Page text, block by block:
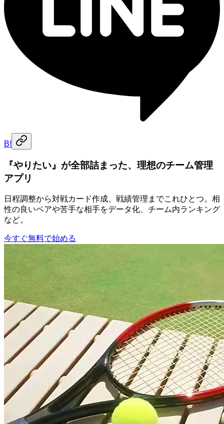
B!
『やりたい』が全部詰まった、理想のチーム管理
アプリ
日程調整から対戦カード作成、戦績管理までこれひとつ。相
性の良いペアや苦手な相手をデータ化、チーム内ランキング
など。
今すぐ無料で始める